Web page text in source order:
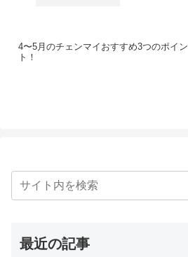
4〜5月のチェンマイおすすめ3つのポイン
ト！
最近の記事